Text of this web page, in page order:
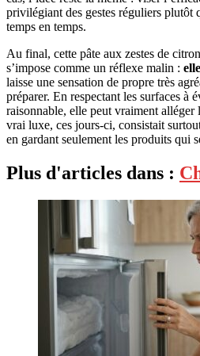
privilégiant des gestes réguliers plutôt
temps en temps.
Au final, cette pâte aux zestes de
s’impose comme un réflexe malin :
laisse une sensation de propre très
préparer. En respectant les surfaces à
raisonnable, elle peut vraiment alléger
vrai luxe, ces jours-ci, consistait
en gardant seulement les produits qui
Plus d'articles dans :